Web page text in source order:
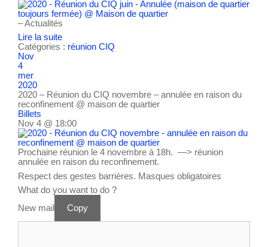
– Actualités
Lire la suite
Catégories : réunion CIQ
Nov
4
mer
2020
2020 – Réunion du CIQ novembre – annulée en raison du
reconfinement @ maison de quartier
Billets
Nov 4 @ 18:00
Prochaine réunion le 4 novembre à 18h. —> réunion
annulée en raison du reconfinement.
Respect des gestes barrières. Masques obligatoires
What do you want to do ?
New mail
Copy